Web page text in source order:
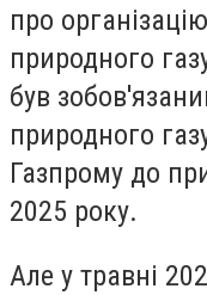
про
природного
був
природного
Газпрому до
2025 року.
Але у травні